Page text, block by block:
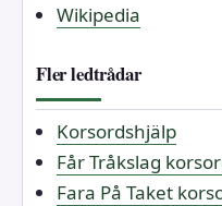
Wikipedia
Fler ledtrådar
Korsordshjälp
Får Tråkslag
Fara På Taket